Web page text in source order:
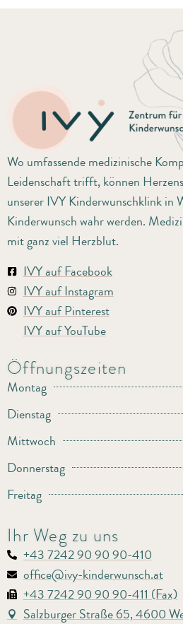
Wo umfassende medizinische
Leidenschaft trifft, können
unserer IVY Kinderwunschklink in
Kinderwunsch wahr werden.
mit ganz viel Herzblut.
IVY auf Facebook
IVY auf Instagram
IVY auf Pinterest
IVY auf YouTube
Öffnungszeiten
Montag
Dienstag
Mittwoch
Donnerstag
Freitag
Ihr Weg zu uns
+43 7242 90 90 90-410
office@ivy-kinderwunsch.at
+43 7242 90 90 90-411 (Fax)
Salzburger Straße 65, 4600